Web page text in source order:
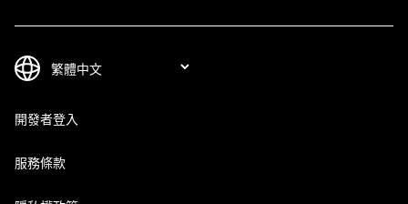
開發者登入
服務條款